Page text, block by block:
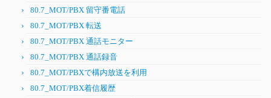
80.7_MOT/PBX 留守番電話
80.7_MOT/PBX 転送
80.7_MOT/PBX 通話モニター
80.7_MOT/PBX 通話録音
80.7_MOT/PBXで構内放送を利用
80.7_MOT/PBX着信履歴